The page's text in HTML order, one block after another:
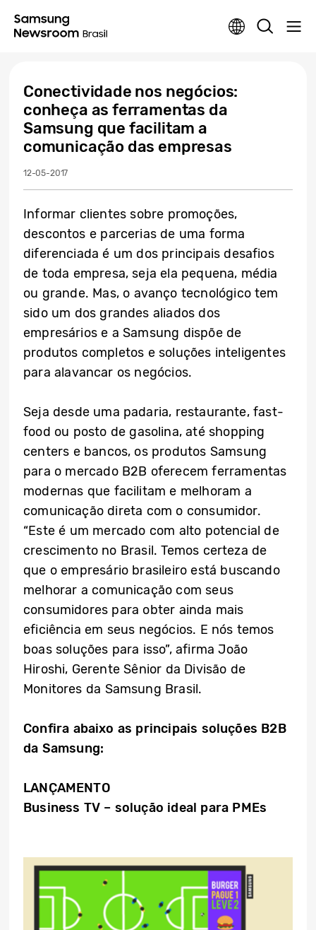
Conectividade nos negócios:
conheça as ferramentas da
Samsung que facilitam a
comunicação das empresas
12-05-2017
Informar clientes sobre promoções,
descontos e parcerias de uma forma
diferenciada é um dos principais desafios
de toda empresa, seja ela pequena, média
ou grande. Mas, o avanço tecnológico tem
sido um dos grandes aliados dos
empresários e a Samsung dispõe de
produtos completos e soluções inteligentes
para alavancar os negócios.
Seja desde uma padaria, restaurante, fast-
food ou posto de gasolina, até shopping
centers e bancos, os produtos Samsung
para o mercado B2B oferecem ferramentas
modernas que facilitam e melhoram a
comunicação direta com o consumidor.
“Este é um mercado com alto potencial de
crescimento no Brasil. Temos certeza de
que o empresário brasileiro está buscando
melhorar a comunicação com seus
consumidores para obter ainda mais
eficiência em seus negócios. E nós temos
boas soluções para isso”, afirma João
Hiroshi, Gerente Sênior da Divisão de
Monitores da Samsung Brasil.
Confira abaixo as principais soluções B2B
da Samsung:
LANÇAMENTO
Business TV – solução ideal para PMEs